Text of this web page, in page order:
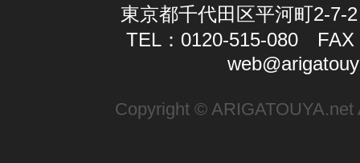
東京都千代田区平河町2-7-
TEL：0120-515-080 FAX
Copyright ©